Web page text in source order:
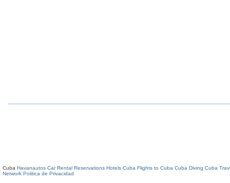
Cuba Havanautos Car Rental Reservations Hotels Cuba Flights to Cuba Cuba Diving Cuba
Network Politica de Privacidad